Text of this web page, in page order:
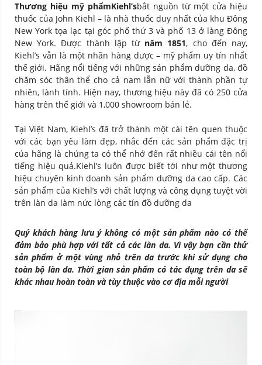
Thương hiệu mỹ phẩmKiehl’sbắt nguồn từ một cửa hiệu
thuốc của John Kiehl – là nhà thuốc duy nhất của khu Đông
New York tọa lạc tại góc phố thứ 3 và phố 13 ở làng Đông
New York. Được thành lập từ năm 1851, cho đến nay,
Kiehl’s vẫn là một nhãn hàng dược – mỹ phẩm uy tín nhất
thế giới. Hãng nổi tiếng với những sản phẩm dưỡng da, đồ
chăm sóc thân thể cho cả nam lẫn nữ với thành phần tự
nhiên, lành tính. Hiện nay, thương hiệu này đã có 250 cửa
hàng trên thế giới và 1,000 showroom bán lẻ.
Tại Việt Nam, Kiehl’s đã trở thành một cái tên quen thuộc
với các bạn yêu làm đẹp, nhắc đến các sản phẩm đặc trị
của hãng là chúng ta có thể nhớ đến rất nhiều cái tên nổi
tiếng hiệu quả.Kiehl’s luôn được biết tới như một thương
hiệu chuyên kinh doanh sản phẩm dưỡng da cao cấp. Các
sản phẩm của Kiehl’s với chất lượng và công dụng tuyệt vời
trên làn da làm nức lòng các tín đồ dưỡng da
Quý khách hàng lưu ý không có một sản phẩm nào có thể
đảm bảo phù hợp với tất cả các làn da. Vì vậy bạn cần thử
sản phẩm ở một vùng nhỏ trên da trước khi sử dụng cho
toàn bộ làn da. Thời gian sản phẩm có tác dụng trên da sẽ
khác nhau hoàn toàn và tùy thuộc vào cơ địa mỗi người